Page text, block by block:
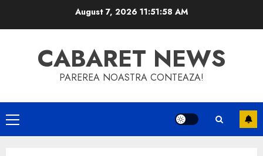
August 7, 2026 11:51:58 AM
CABARET NEWS
PAREREA NOASTRA CONTEAZA!
Primary
Menu